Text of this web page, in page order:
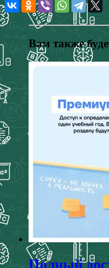
Вам также
Полный